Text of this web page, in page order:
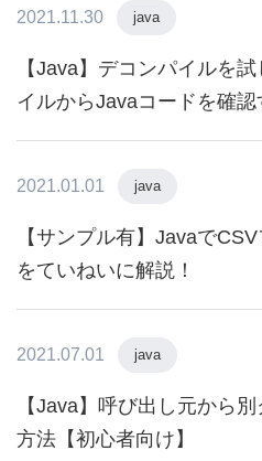
2021.11.30 java
【Java】デコンパイルを
イルからJavaコードを確
2021.01.01 java
【サンプル有】Javaで
をていねいに解説！
2021.07.01 java
【Java】呼び出し元から
方法【初心者向け】